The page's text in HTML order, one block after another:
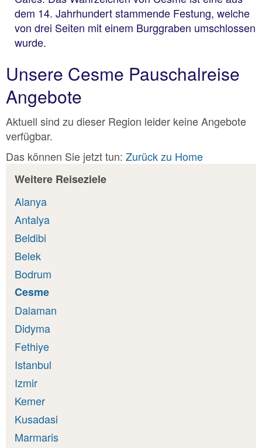
dem 14. Jahrhundert stammende Festung, welche
von drei Seiten mit einem Burggraben umschlossen
wurde.
Unsere Cesme Pauschalreise
Angebote
Aktuell sind zu dieser Region leider keine Angebote
verfügbar.
Das können Sie jetzt tun: Zurück zu Home
Weitere Reiseziele
Alanya
Antalya
Beldibi
Belek
Bodrum
Cesme
Dalaman
Didyma
Fethiye
Istanbul
Izmir
Kemer
Kusadasi
Marmaris